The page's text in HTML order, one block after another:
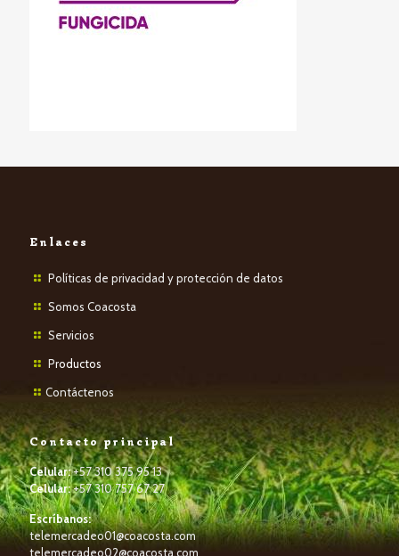
Enlaces
Políticas de privacidad y protección de datos
Somos Coacosta
Servicios
Productos
Contáctenos
Contacto principal
Celular:+57 310 375 95 13
Celular:+57 310 757 67 27
Escríbanos:
telemercadeo01@coacosta.com
telemercadeo02@coacosta.com